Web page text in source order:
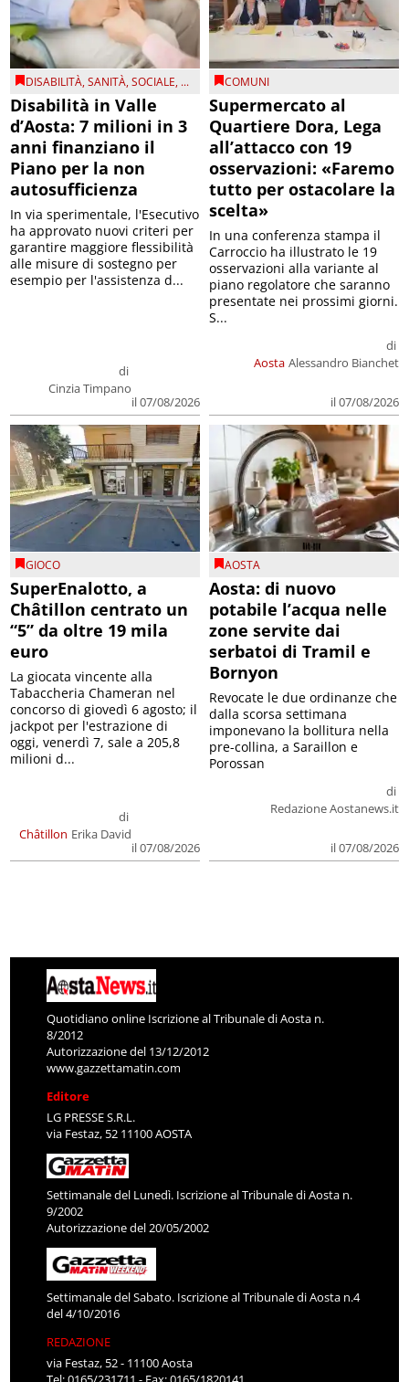
DISABILITÀ,SANITÀ,SOCIALE, ...
Disabilità in Valle
d’Aosta: 7 milioni in 3
anni finanziano il
Piano per la non
autosufficienza
di
Cinzia Timpano
il 07/08/2026
In via sperimentale, l'Esecutivo
ha approvato nuovi criteri per
garantire maggiore flessibilità
alle misure di sostegno per
esempio per l'assistenza d...
COMUNI
Supermercato al
Quartiere Dora, Lega
all’attacco con 19
osservazioni: «Faremo
tutto per ostacolare la
scelta»
Aosta
di
Alessandro Bianchet
il 07/08/2026
In una conferenza stampa il
Carroccio ha illustrato le 19
osservazioni alla variante al
piano regolatore che saranno
presentate nei prossimi giorni.
S...
GIOCO
SuperEnalotto, a
Châtillon centrato un
“5” da oltre 19 mila
euro
Châtillon
di
Erika David
il 07/08/2026
La giocata vincente alla
Tabaccheria Chameran nel
concorso di giovedì 6 agosto; il
jackpot per l'estrazione di
oggi, venerdì 7, sale a 205,8
milioni d...
AOSTA
Aosta: di nuovo
potabile l’acqua nelle
zone servite dai
serbatoi di Tramil e
Bornyon
di
Redazione Aostanews.it
il 07/08/2026
Revocate le due ordinanze che
dalla scorsa settimana
imponevano la bollitura nella
pre-collina, a Saraillon e
Porossan
Quotidiano online Iscrizione al Tribunale di Aosta n.
8/2012
Autorizzazione del 13/12/2012
www.gazzettamatin.com
Editore
LG PRESSE S.R.L.
via Festaz, 52 11100 AOSTA
Settimanale del Lunedì. Iscrizione al Tribunale di Aosta n.
9/2002
Autorizzazione del 20/05/2002
Settimanale del Sabato. Iscrizione al Tribunale di Aosta n.4
del 4/10/2016
REDAZIONE
via Festaz, 52 - 11100 Aosta